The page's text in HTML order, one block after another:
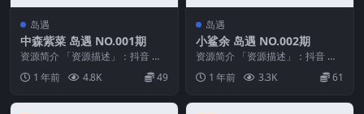
岛遇
中森紫菜 岛遇 NO.001期
资源简介 「资源描述」：抖音 中
森紫菜 岛遇 NO.001期 【25P】
「资源...
1 年前 4.8K 49
岛遇
小鲨余 岛遇 NO.002期
资源简介 「资源描述」：抖音 小
「资源名...
1 年前 3.3K 61